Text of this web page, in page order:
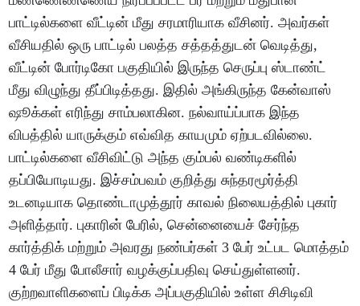
பாட்டில்களை வீட்டின் மீது சரமாரியாக வீசினர். அவர்கள்
வீசியதில் ஒரு பாட்டில் பலத்த சத்தத்துடன் வெடித்து,
வீட்டின் போர்டிகோ பகுதியில் இருந்த செருப்பு ஸ்டாண்ட்
மீது விழுந்து தீப்பிடித்தது. இதில் அங்கிருந்த கேன்வாஸ்
ஷூக்கள் எரிந்து சாம்பலாகின. நல்வாய்ப்பாக இந்த
விபத்தில் யாருக்கும் எவ்வித காயமும் ஏற்படவில்லை.
பாட்டில்களை வீசிவிட்டு அந்த கும்பல் வண்டிகளில்
தப்பியோடியது. இச்சம்பவம் குறித்து சுந்தரமூர்த்தி
உடனடியாக தொண்டாமுத்தூர் காவல் நிலையத்தில் புகார்
அளித்தார். புகாரின் பேரில், சென்னையைச் சேர்ந்த
கார்த்திக் மற்றும் அவரது நண்பர்கள் 3 பேர் உட்பட மொத்தம்
4 பேர் மீது போலீசார் வழக்குப்பதிவு செய்துள்ளனர்.
குற்றவாளிகளைப் பிடிக்க அப்பகுதியில் உள்ள சிசிடிவி